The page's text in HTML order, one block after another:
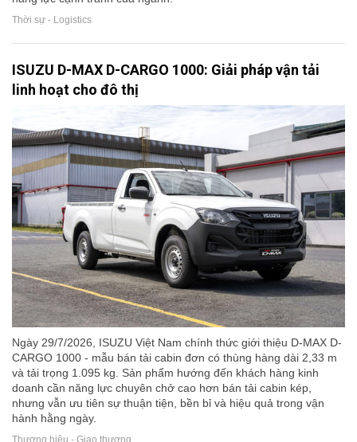
Thời sự - Logistics
ISUZU D-MAX D-CARGO 1000: Giải pháp vận tải
linh hoạt cho đô thị
Ngày 29/7/2026, ISUZU Việt Nam chính thức giới thiệu D-MAX D-
CARGO 1000 - mẫu bán tải cabin đơn có thùng hàng dài 2,33 m
và tải trọng 1.095 kg. Sản phẩm hướng đến khách hàng kinh
doanh cần năng lực chuyên chở cao hơn bán tải cabin kép,
nhưng vẫn ưu tiên sự thuận tiện, bền bỉ và hiệu quả trong vận
hành hằng ngày.
Thương hiệu - Giao thương